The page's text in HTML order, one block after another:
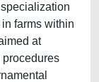
farms within
at